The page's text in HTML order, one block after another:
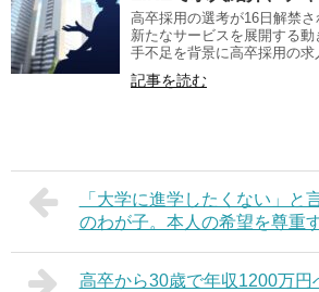
高卒採用の選考が16日解禁
新たなサービスを展開する
手不足を背景に高卒採用の
記事を読む
「大学に進学したくない」と
のわが子。本人の希望を尊重
高卒から30歳で年収1200万円